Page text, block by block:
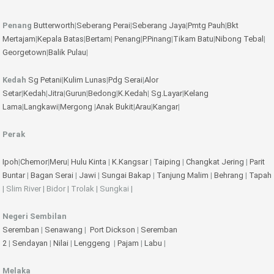
Penang Butterworth|Seberang Perai|Seberang Jaya|Pmtg Pauh|Bkt
Mertajam|Kepala Batas|Bertam| Penang|P.Pinang|Tikam Batu|Nibong Tebal |
Georgetown|Balik Pulau|
Kedah Sg Petani|Kulim Lunas|Pdg Serai|Alor
Setar|Kedah|Jitra|Gurun|Bedong|K.Kedah| Sg.Layar|Kelang
Lama|Langkawi|Mergong |Anak Bukit|Arau|Kangar|
Perak
Ipoh|Chemor|Meru| Hulu Kinta | K.Kangsar| Taiping | Changkat Jering | Parit
Buntar| Bagan Serai | Jawi | Sungai Bakap | Tanjung Malim | Behrang | Tapah
| Slim River | Bidor | Trolak | Sungkai |
Negeri Sembilan
Seremban | Senawang | Port Dickson | Seremban
2 | Sendayan | Nilai | Lenggeng | Pajam | Labu |
Melaka